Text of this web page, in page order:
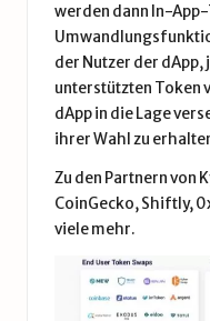
werden dann In-
der Nutzer der
unterstützten Token
dApp in die Lage
ihrer Wahl zu
Zu den Partnern von
CoinGecko, Shiftly,
viele mehr.